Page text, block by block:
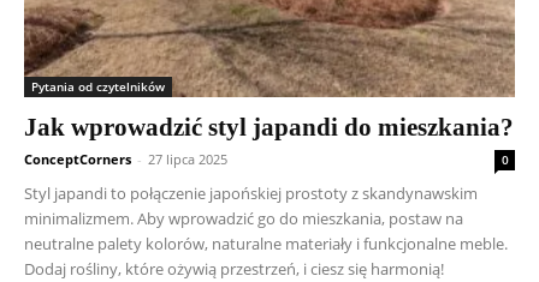
Pytania od czytelników
Jak wprowadzić styl japandi do mieszkania?
ConceptCorners - 27 lipca 2025 0
Styl japandi to połączenie japońskiej prostoty z skandynawskim
minimalizmem. Aby wprowadzić go do mieszkania, postaw na
neutralne palety kolorów, naturalne materiały i funkcjonalne meble.
Dodaj rośliny, które ożywią przestrzeń, i ciesz się harmonią!